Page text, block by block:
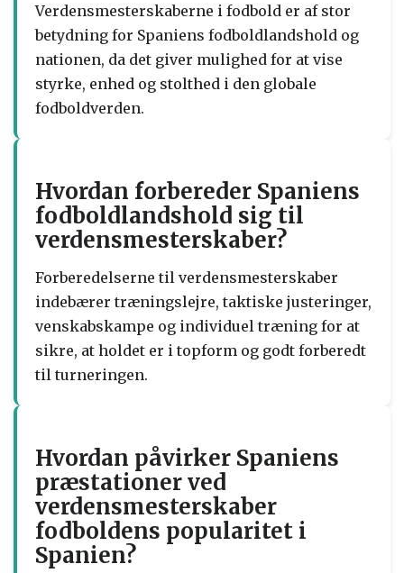
Verdensmesterskaberne i fodbold er af stor
betydning for Spaniens fodboldlandshold og
nationen, da det giver mulighed for at vise
styrke, enhed og stolthed i den globale
fodboldverden.
Hvordan forbereder Spaniens
fodboldlandshold sig til
verdensmesterskaber?
Forberedelserne til verdensmesterskaber
indebærer træningslejre, taktiske justeringer,
venskabskampe og individuel træning for at
sikre, at holdet er i topform og godt forberedt
til turneringen.
Hvordan påvirker Spaniens
præstationer ved
verdensmesterskaber
fodboldens popularitet i
Spanien?